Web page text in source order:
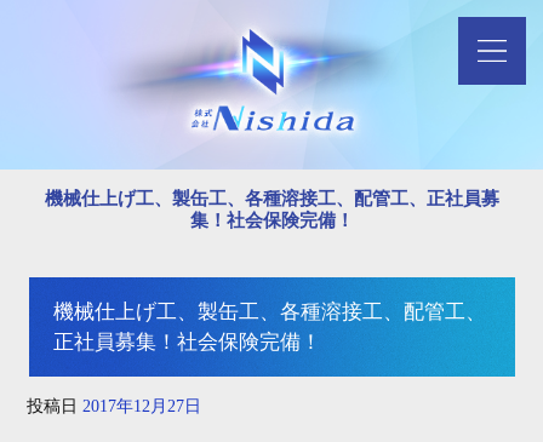
機械仕上げ工、製缶工、各種溶接工、配管工、正社員募
集！社会保険完備！
機械仕上げ工、製缶工、各種溶接工、配管工、
正社員募集！社会保険完備！
投稿日 2017年12月27日